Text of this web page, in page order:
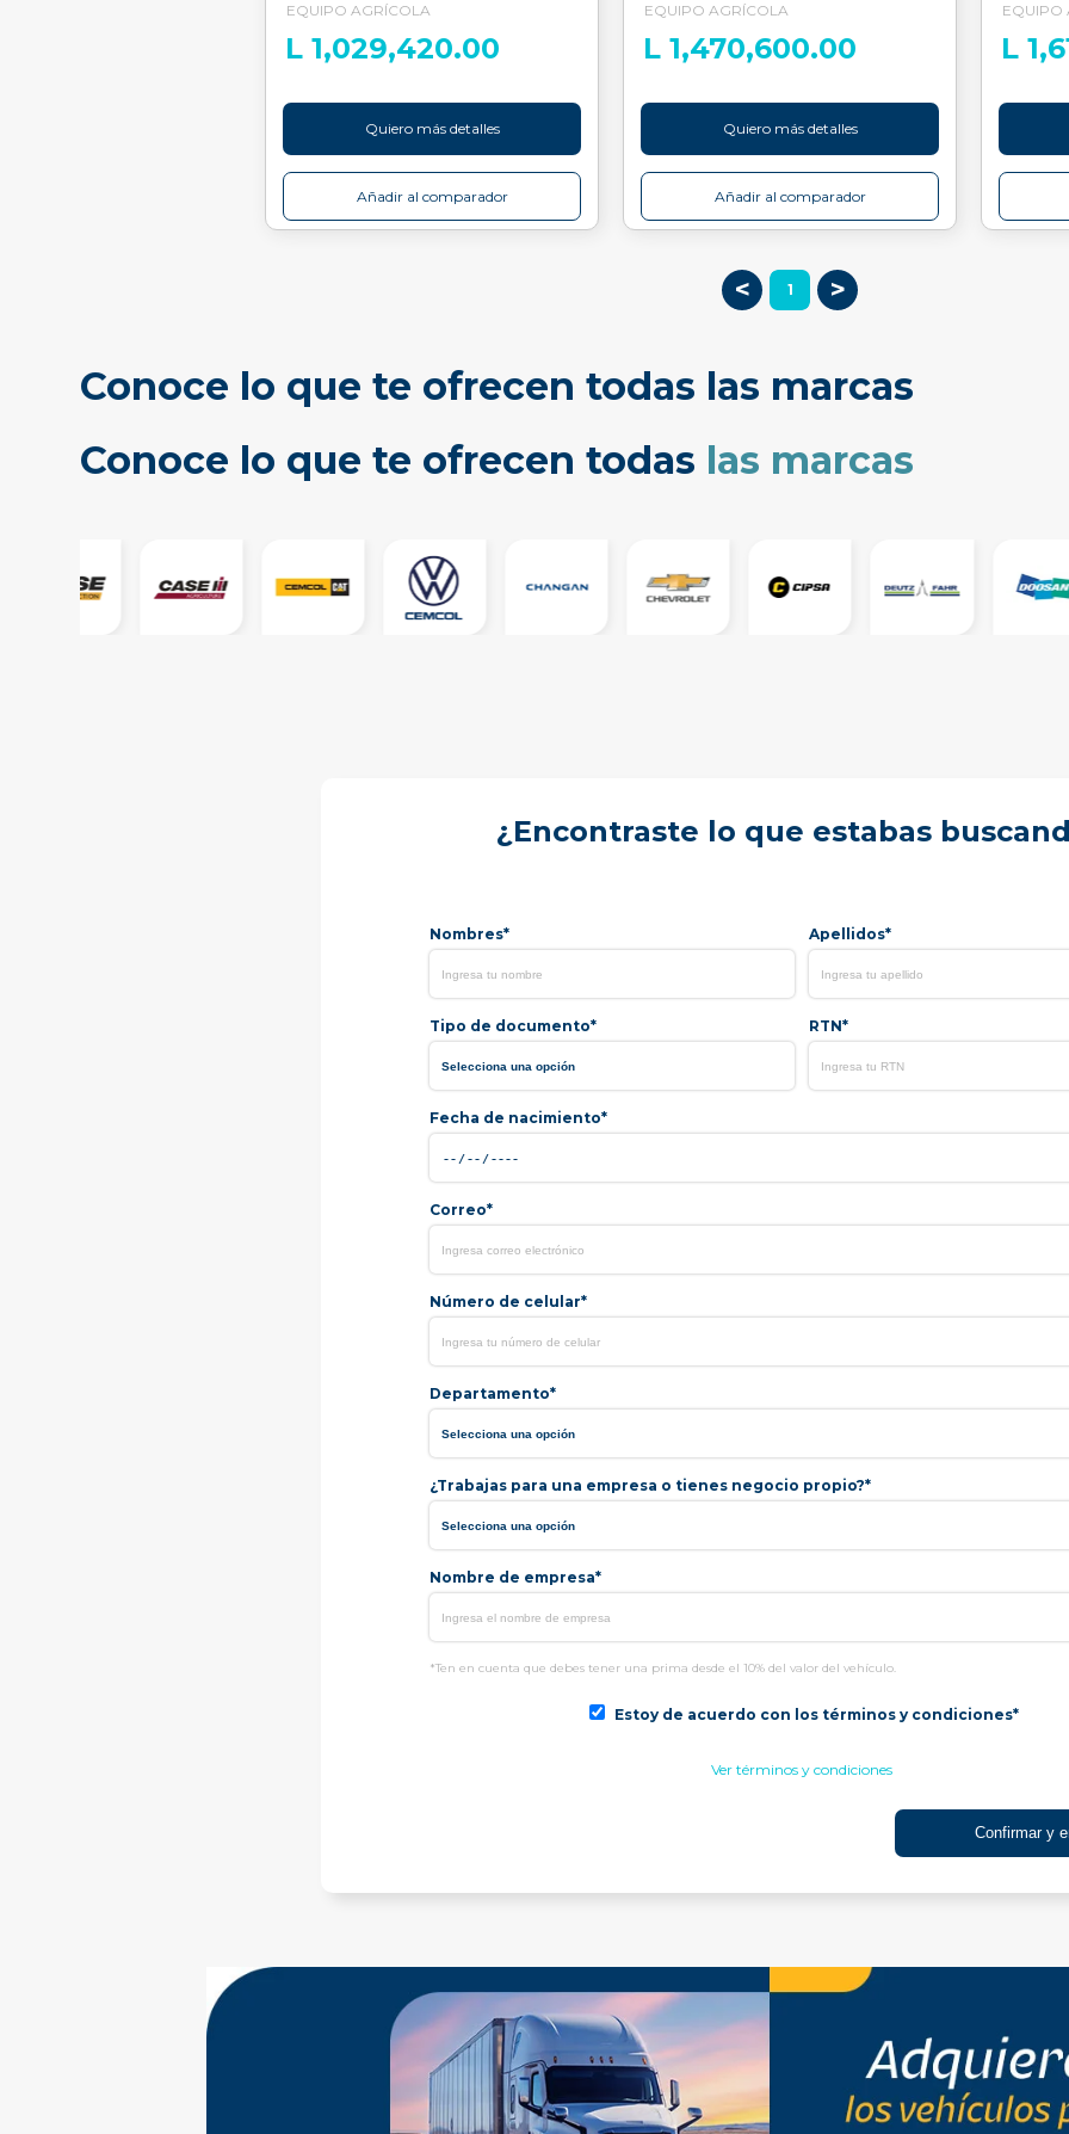
EQUIPO AGRÍCOLA
L 1,029,420.00
Quiero más detalles
Añadir al comparador
EQUIPO AGRÍCOLA
L 1,470,600.00
Quiero más detalles
Añadir al comparador
EQUIPO
L
< 1 >
Conoce lo que te ofrecen todas las marcas
Conoce lo que te ofrecen todas las marcas
¿Encontraste lo que estabas
Nombres* Apellidos*
Tipo de documento* RTN*
Fecha de nacimiento*
Correo*
Número de celular*
Departamento*
¿Trabajas para una empresa o tienes negocio propio?*
Nombre de empresa*
*Ten en cuenta que debes tener una prima desde el 10% del valor del vehículo.
Estoy de acuerdo con los términos y condiciones*
Ver términos y condiciones